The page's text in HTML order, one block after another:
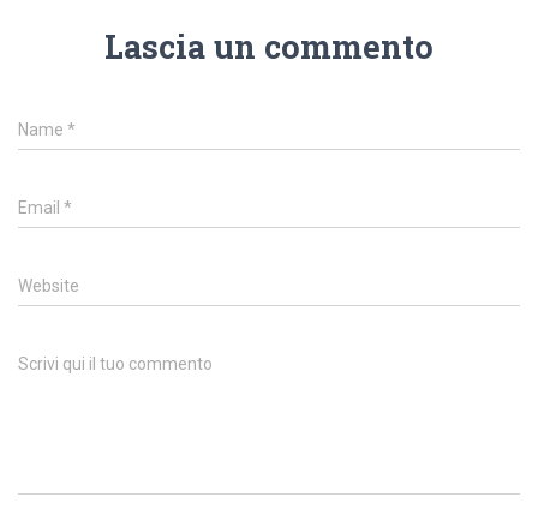
Lascia un commento
Name *
Email *
Website
Scrivi qui il tuo commento